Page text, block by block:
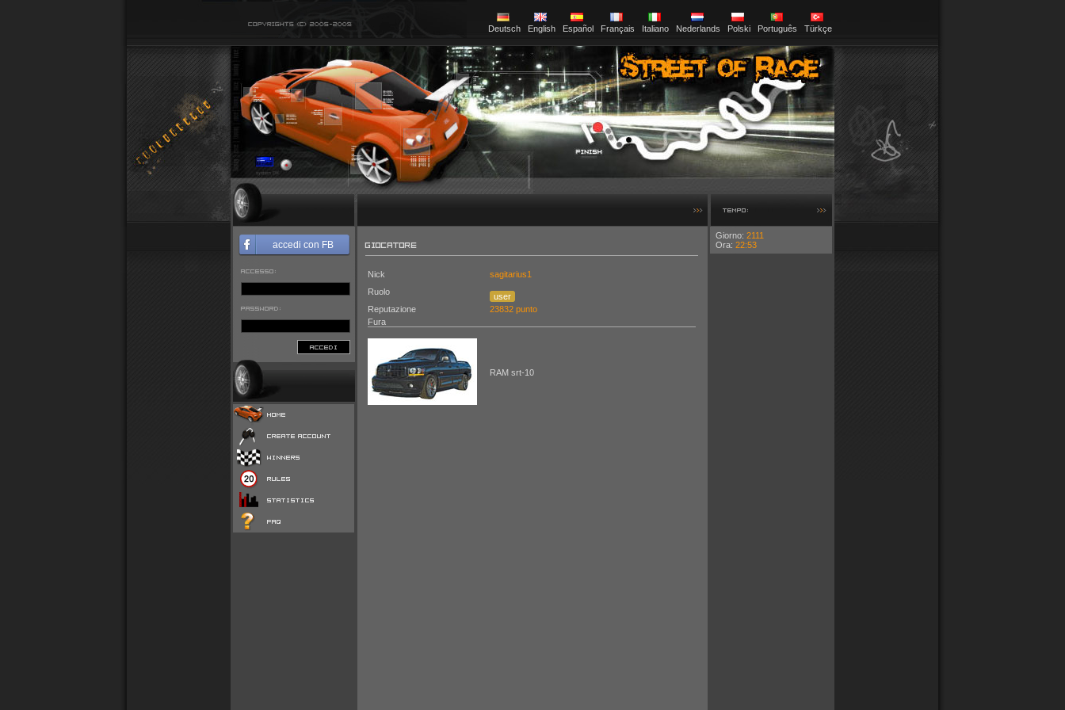
Deutsch English Español Français Italiano Nederlands Polski Português Türkçe
TEMPO:
accedi con FB
ACCESSO:
PASSWORD:
ACCEDI
GIOCATORE
Nick
sagitarius1
Ruolo
user
Reputazione
23832 punto
Fura
RAM srt-10
Giorno: 2111
Ora: 22:53